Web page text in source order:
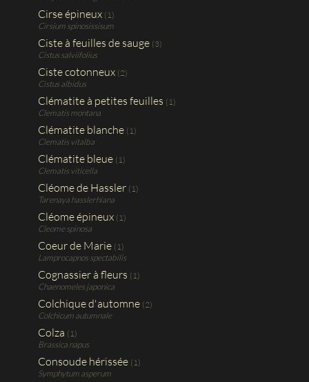
Cirse épineux (1)
Cirsium spinosissisum
Ciste à feuilles de sauge (3)
Cistus salviifolius
Ciste cotonneux (2)
Cistus albidus
Clématite à petites feuilles (1)
Clematis montana
Clématite blanche (1)
Clematis vitalba
Clématite bleue (1)
Clematis viticella
Cléome de Hassler (1)
Tarenaya hasslerhiana
Cléome épineux (1)
Cleome spinosa
Coeur de Marie (1)
Lamprocapnos spectabilis
Cognassier à fleurs (1)
Chaenomeles japonica
Colchique d'automne (2)
Colchicum autumnale
Colza (1)
Brassica napus
Consoude hérissée (1)
Symphytum asperum